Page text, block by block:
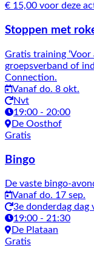
€ 15,00 voor deze
Stoppen met
Gratis training ‘Voor
groepsverband of
Connection.
Vanaf do. 8 okt.
Nvt
19:00 - 20:00
De Oosthof
Gratis
Bingo
De vaste bingo-
Vanaf do. 17 sep.
3e donderdag dag
19:00 - 21:30
De Plataan
Gratis